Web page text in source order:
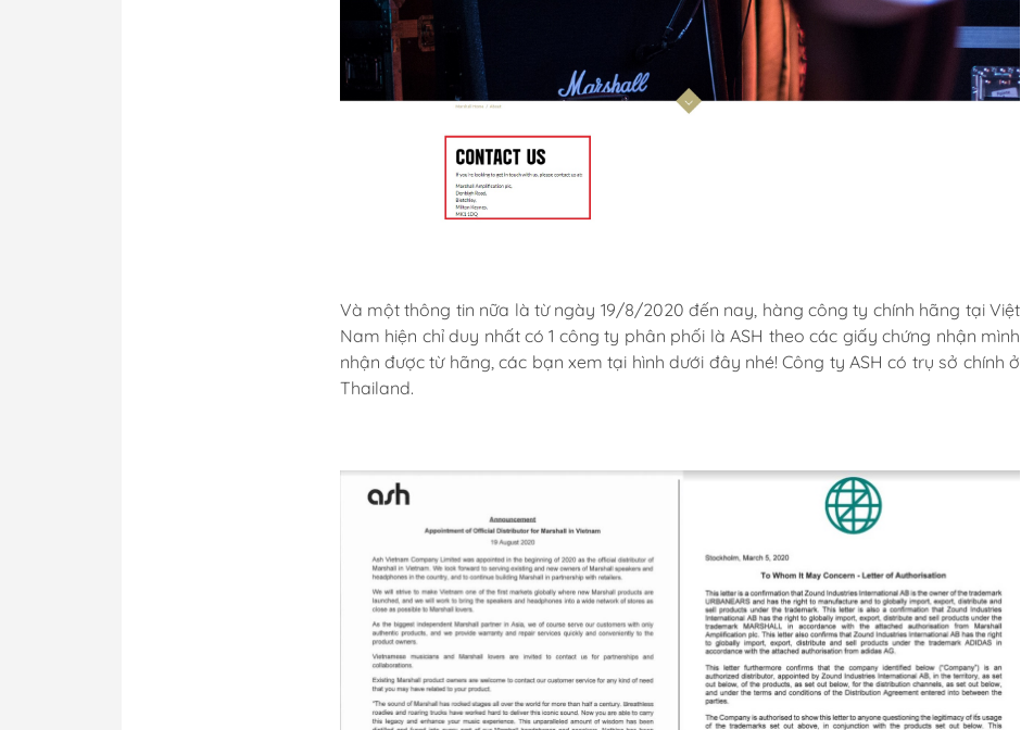
Và một thông tin nữa là từ ngày 19/8/2020 đến nay, hàng công ty chính hãng tại Việt
Nam hiện chỉ duy nhất có 1 công ty phân phối là ASH theo các giấy chứng nhận mình
nhận được từ hãng, các bạn xem tại hình dưới đây nhé! Công ty ASH có trụ sở chính ở
Thailand.